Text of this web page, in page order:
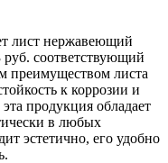
лист нержавеющий
соответствующий
преимуществом листа
к коррозии и
продукция обладает
в любых
эстетично, его удобно